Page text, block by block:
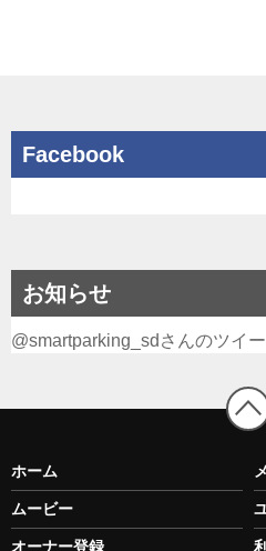
Facebook
お知らせ
@smartparking_sdさんのツイー
ホーム
ムービー
オーナー登録